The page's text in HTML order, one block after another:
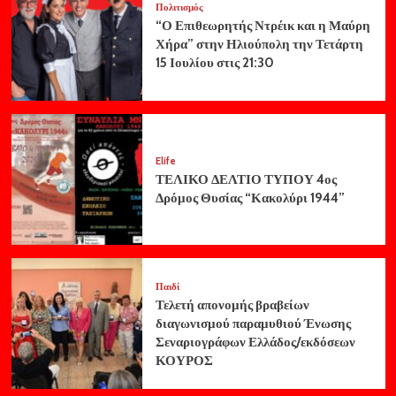
Πολιτισμός
“Ο Επιθεωρητής Ντρέικ και η Μαύρη
Χήρα” στην Ηλιούπολη την Τετάρτη
15 Ιουλίου στις 21:30
Elife
ΤΕΛΙΚΟ ΔΕΛΤΙΟ ΤΥΠΟΥ 4ος
Δρόμος Θυσίας “Κακολύρι 1944”
Παιδί
Τελετή απονομής βραβείων
διαγωνισμού παραμυθιού Ένωσης
Σεναριογράφων Ελλάδος/εκδόσεων
ΚΟΥΡΟΣ